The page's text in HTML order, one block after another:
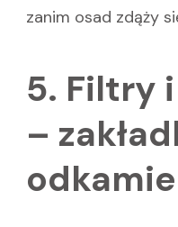
zanim osad zdąży
5. Filtry
–